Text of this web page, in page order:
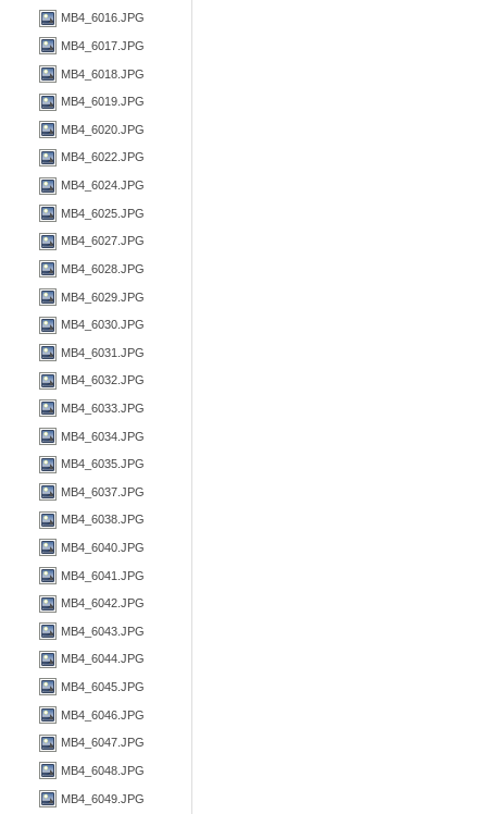
MB4_6016.JPG
MB4_6017.JPG
MB4_6018.JPG
MB4_6019.JPG
MB4_6020.JPG
MB4_6022.JPG
MB4_6024.JPG
MB4_6025.JPG
MB4_6027.JPG
MB4_6028.JPG
MB4_6029.JPG
MB4_6030.JPG
MB4_6031.JPG
MB4_6032.JPG
MB4_6033.JPG
MB4_6034.JPG
MB4_6035.JPG
MB4_6037.JPG
MB4_6038.JPG
MB4_6040.JPG
MB4_6041.JPG
MB4_6042.JPG
MB4_6043.JPG
MB4_6044.JPG
MB4_6045.JPG
MB4_6046.JPG
MB4_6047.JPG
MB4_6048.JPG
MB4_6049.JPG